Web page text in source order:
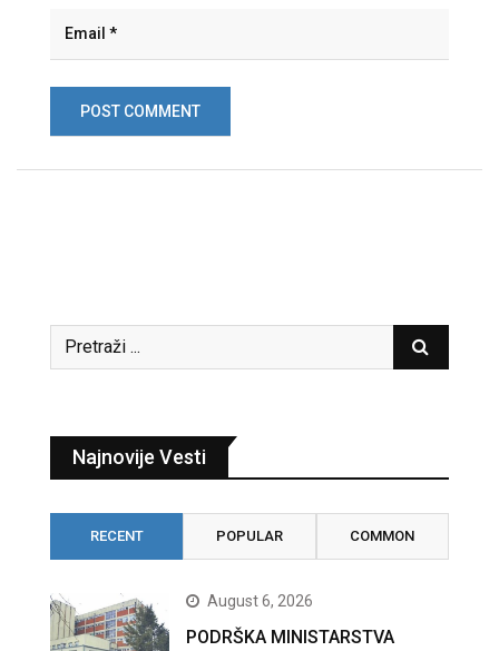
Najnovije Vesti
RECENT POPULAR COMMON
August 6, 2026
PODRŠKA MINISTARSTVA